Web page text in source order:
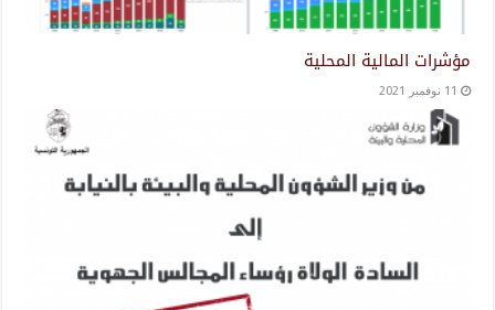
مؤشرات المالية المحلية
11 نوفمبر 2021